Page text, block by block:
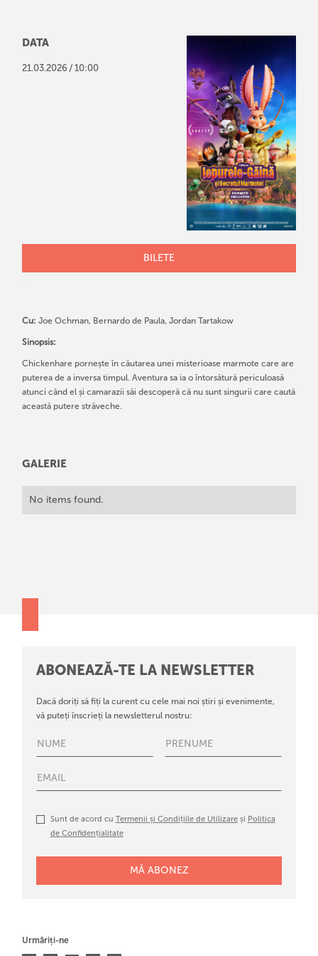
DATA
21 .03.2026 / 10:00
BILETE
Cu: Joe Ochman, Bernardo de Paula, Jordan Tartakow
Sinopsis:
Chickenhare pornește în căutarea unei misterioase marmote care are
puterea de a inversa timpul. Aventura sa ia o întorsătură periculoasă
atunci când el și camarazii săi descoperă că nu sunt singurii care caută
această putere străveche.
GALERIE
No items found.
ABONEAZĂ-TE LA NEWSLETTER
Dacă doriți să fiți la curent cu cele mai noi știri și evenimente,
vă puteți înscrieți la newsletterul nostru:
Sunt de acord cu Termenii și Condițiile de Utilizareși Politica
de Confidențialitate
Urmăriți-ne